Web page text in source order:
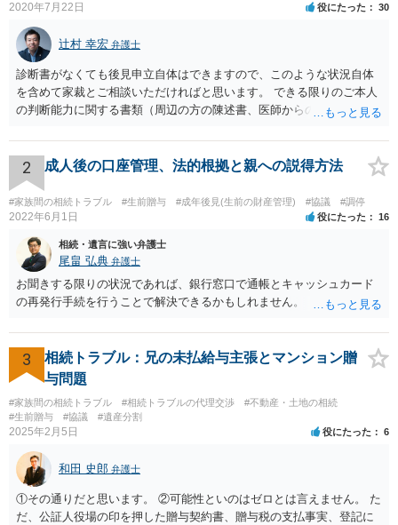
2020年7月22日 役にたった 30
辻村 幸宏 弁護士
診断書がなくても後見申立自体はできますので、このような状況自体
を含めて家裁とご相談いただければと思います。 できる限りのご本人
の判断能力に関する書類（周辺の方の陳述書、医師からの聴取書等）
をしていただければそこから先は進むのではないかと存じます。 ま
た、Aさんの意向を酌みすぎるあまりに後見申立ができない状況にして
いる施設の問題もありますので、当該地域の地域包括支援センターに
ご相談されるのもひとつの方法です。
2 成人後の口座管理、法的根拠と親への説得方法
#家族間の相続トラブル #生前贈与 #成年後見(生前の財産管理) #協議 #調停
2022年6月1日 役にたった 16
相続・遺言に強い弁護士
尾畠 弘典 弁護士
お聞きする限りの状況であれば、銀行窓口で通帳とキャッシュカード
の再発行手続を行うことで解決できるかもしれません。
3
相続トラブル：兄の未払給与主張とマンション贈
与問題
#家族間の相続トラブル #相続トラブルの代理交渉
#不動産・土地の相続
#生前贈与
#協議 #遺産分割
2025年2月5日 役にたった 6
和田 史郎 弁護士
①その通りだと思います。 ②可能性といのはゼロとは言えません。 た
だ、公証人役場の印を押した贈与契約書、贈与税の支払事実、登記に